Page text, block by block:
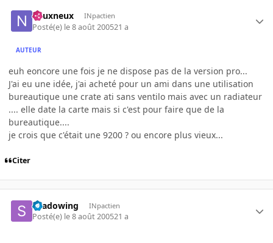
neuxneux INpactien
Posté(e) le 8 août 200521 a
AUTEUR
euh eoncore une fois je ne dispose pas de la version pro...
J'ai eu une idée, j'ai acheté pour un ami dans une utilisation
bureautique une crate ati sans ventilo mais avec un radiateur
.... elle date la carte mais si c'est pour faire que de la
bureautique....
je crois que c'était une 9200 ? ou encore plus vieux...
Citer
shadowing INpactien
Posté(e) le 8 août 200521 a